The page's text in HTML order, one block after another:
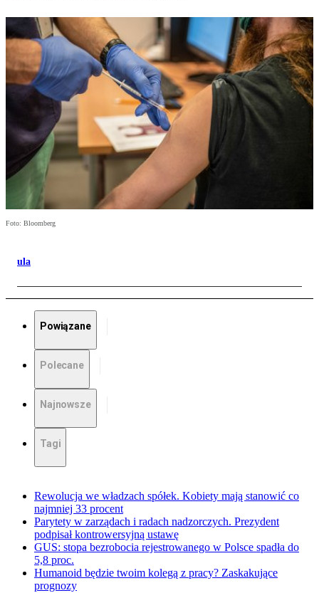
Foto: Bloomberg
ula
Powiązane
Polecane
Najnowsze
Tagi
Rewolucja we władzach spółek. Kobiety mają stanowić co
najmniej 33 procent
Parytety w zarządach i radach nadzorczych. Prezydent
podpisał kontrowersyjną ustawę
GUS: stopa bezrobocia rejestrowanego w Polsce spadła do
5,8 proc.
Humanoid będzie twoim kolegą z pracy? Zaskakujące
prognozy